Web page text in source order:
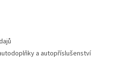
a autopříslušenství